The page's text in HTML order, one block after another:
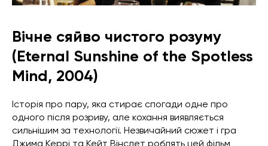
Вічне сяйво чистого розуму
(Eternal Sunshine of the Spotless
Mind, 2004)
Історія про пару, яка стирає спогади одне про
одного після розриву, але кохання виявляється
сильнішим за технології. Незвичайний сюжет і гра
Джима Керрі та Кейт Вінслет роблять цей фільм